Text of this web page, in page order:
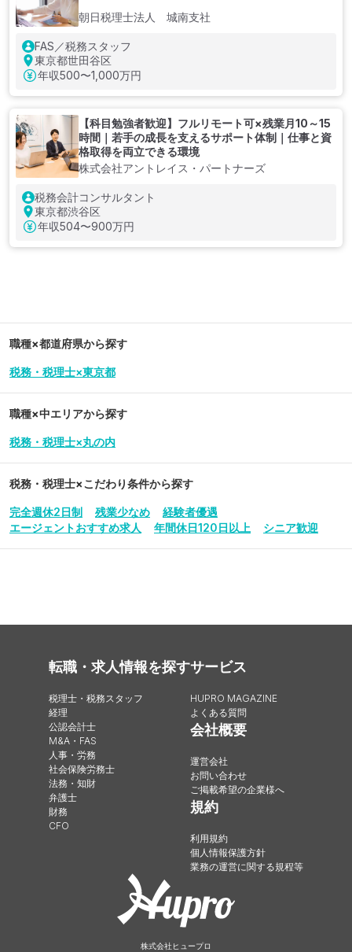
朝日税理士法人 城南支社
FAS／税務スタッフ
東京都世田谷区
年収500〜1,000万円
【科目勉強者歓迎】フルリモート可×残業月10～15
時間｜若手の成長を支えるサポート体制｜仕事と資
格取得を両立できる環境
株式会社アントレイス・パートナーズ
税務会計コンサルタント
東京都渋谷区
年収504〜900万円
職種×都道府県から探す
税務・税理士×東京都
職種×中エリアから探す
税務・税理士×丸の内
税務・税理士×こだわり条件から探す
完全週休2日制 残業少なめ
経験者優遇
エージェントおすすめ求人
年間休日120日以上 シニア歓迎
転職・求人情報を探す
税理士・税務スタッフ
経理
公認会計士
M&A・FAS
人事・労務
社会保険労務士
法務・知財
弁護士
財務
CFO
サービス
HUPRO MAGAZINE
よくある質問
会社概要
運営会社
お問い合わせ
ご掲載希望の企業様へ
規約
利用規約
個人情報保護方針
業務の運営に関する規程等
株式会社ヒュープロ